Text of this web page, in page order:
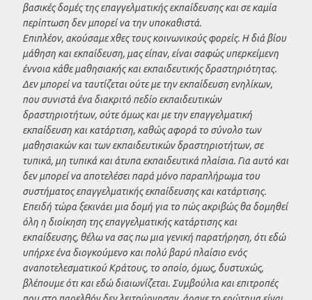
βασικές δομές της επαγγελματικής εκπαίδευσης και σε καμία
περίπτωση δεν μπορεί να την υποκαθιστά.
Επιπλέον, ακούσαμε χθες τους κοινωνικούς φορείς. Η διά βίου
μάθηση και εκπαίδευση, μας είπαν, είναι σαφώς υπερκείμενη
έννοια κάθε μαθησιακής και εκπαιδευτικής δραστηριότητας.
Δεν μπορεί να ταυτίζεται ούτε με την εκπαίδευση ενηλίκων,
που συνιστά ένα διακριτό πεδίο εκπαιδευτικών
δραστηριοτήτων, ούτε όμως και με την επαγγελματική
εκπαίδευση και κατάρτιση, καθώς αφορά το σύνολο των
μαθησιακών και των εκπαιδευτικών δραστηριοτήτων, σε
τυπικά, μη τυπικά και άτυπα εκπαιδευτικά πλαίσια. Για αυτό και
δεν μπορεί να αποτελέσει παρά μόνο παραπλήρωμα του
συστήματος επαγγελματικής εκπαίδευσης και κατάρτισης.
Επειδή τώρα ξεκινάει μια δομή για το πώς ακριβώς θα δομηθεί
όλη η διοίκηση της επαγγελματικής κατάρτισης και
εκπαίδευσης, θέλω να σας πω μια γενική παρατήρηση, ότι εδώ
υπήρχε ένα διογκούμενο και πολύ βαρύ πλαίσιο ενός
αναποτελεσματικού Κράτους, το οποίο, όμως, δυστυχώς,
βλέπουμε ότι και εδώ διαιωνίζεται. Συμβούλια και επιτροπές